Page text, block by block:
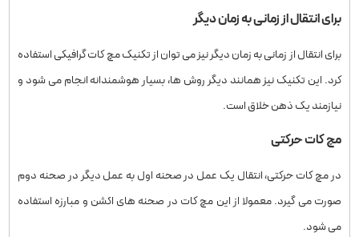
برای انتقال از زمانی به زمان دیگر
برای انتقال از زمانی به زمان دیگر نیز می‌ توان از تکنیک مچ‌ کات گرافیکی استفاده
کرد. این تکنیک نیز همانند دیگر روش ها، بسیار هوشمندانه انجام می شود و
نیازمند یک ذهن خلاق است.
مچ‌ کات حرکتی
در مچ‌ کات حرکتی، انتقال یک عمل در صحنه اول به عمل دیگر در صحنه دوم
صورت می‌ گیرد. معمولا از این مچ‌ کات در صحنه‌ های اکشن و مبارزه استفاده
می‌ شود.